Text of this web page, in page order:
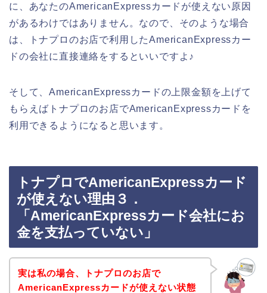
に、あなたのAmericanExpressカードが使えない原因
があるわけではありません。なので、そのような場合
は、トナプロのお店で利用したAmericanExpressカー
ドの会社に直接連絡をするといいですよ♪
そして、AmericanExpressカードの上限金額を上げて
もらえばトナプロのお店でAmericanExpressカードを
利用できるようになると思います。
トナプロでAmericanExpressカード
が使えない理由３．
「AmericanExpressカード会社にお
金を支払っていない」
実は私の場合、トナプロのお店で
AmericanExpressカードが使えない状態